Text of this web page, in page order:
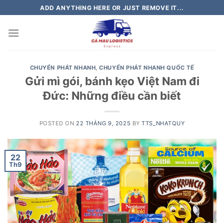
to
content
ADD ANYTHING HERE OR JUST REMOVE IT...
CHUYỂN PHÁT NHANH,CHUYỂN PHÁT NHANH QUỐC TẾ
Gửi mì gói, bánh kẹo Việt Nam đi
Đức: Những điều cần biết
POSTED ON 22 THÁNG 9, 2025 BYTTS_NHATQUY
22
Th9